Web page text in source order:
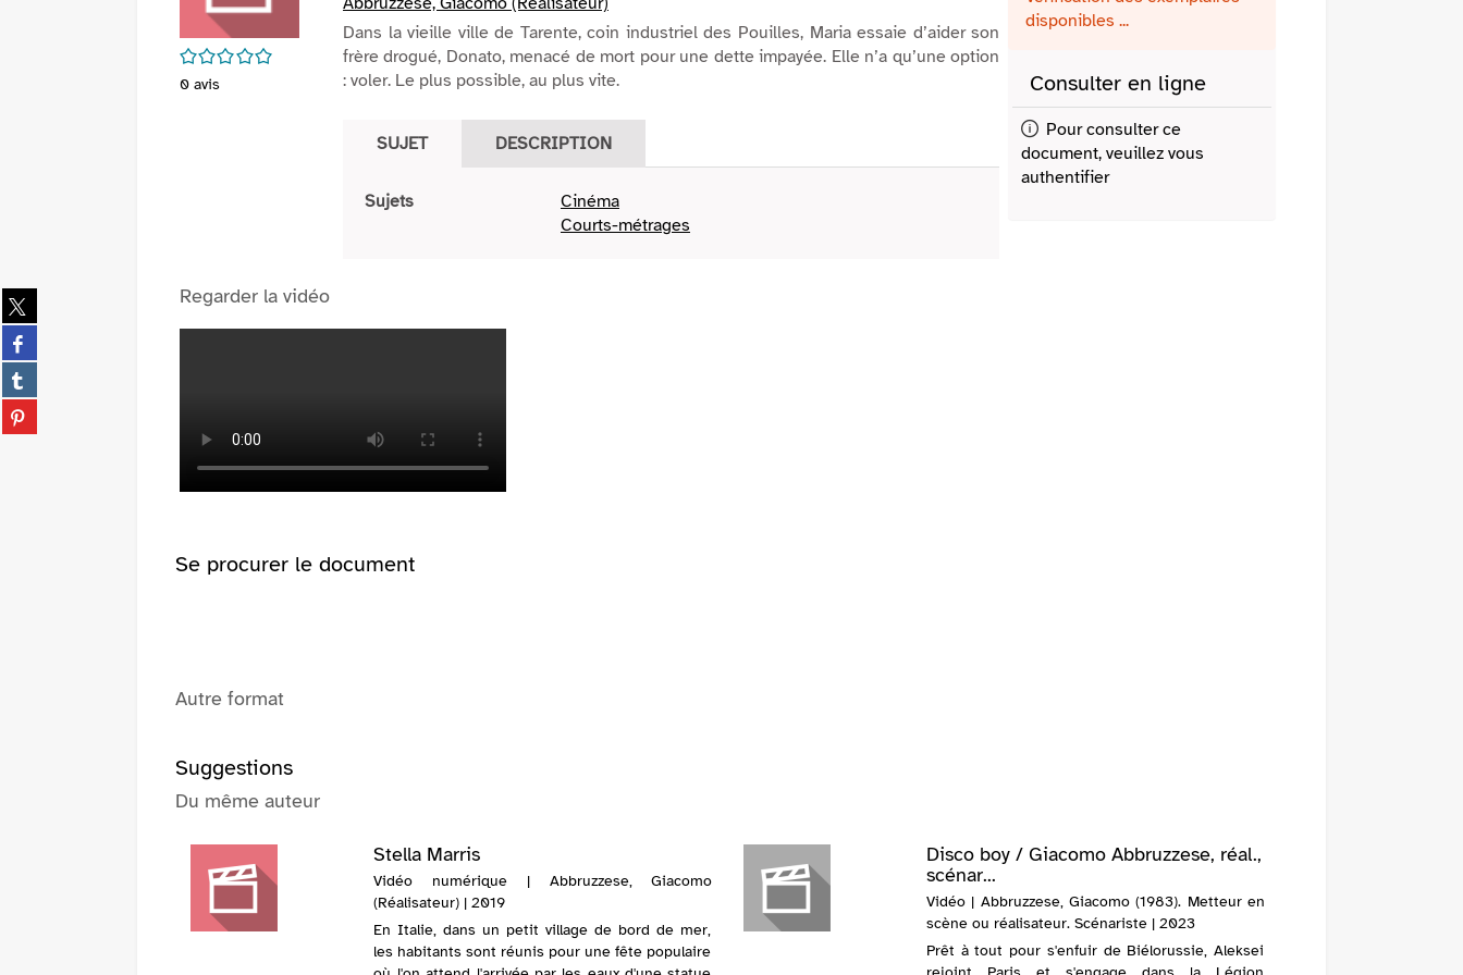
Partager
sur
twitter
(Nouvelle
fenêtre)
Partager
sur
facebook
(Nouvelle
fenêtre)
Partager
sur
tumblr
Partager
sur
/5
0 avis
Dans la vieille ville de Tarente, coin industriel des Pouilles, Maria essaie d’aider son
frère drogué, Donato, menacé de mort pour une dette impayée. Elle n’a qu’une option
: voler. Le plus possible, au plus vite.
SUJET DESCRIPTION
Sujets
Cinéma
Courts-métrages
Regarder la vidéo
disponibles ...
Consulter en ligne
Pour consulter ce
document, veuillez vous
authentifier
Se procurer le document
Autre format
Suggestions
Du même auteur
Stella Marris
Vidéo numérique | Abbruzzese, Giacomo
(Réalisateur) | 2019
En Italie, dans un petit village de bord de mer,
les habitants sont réunis pour une fête populaire
Disco boy / Giacomo Abbruzzese, réal.,
scénar...
Vidéo | Abbruzzese, Giacomo (1983). Metteur en
scène ou réalisateur. Scénariste | 2023
Prêt à tout pour s'enfuir de Biélorussie, Aleksei